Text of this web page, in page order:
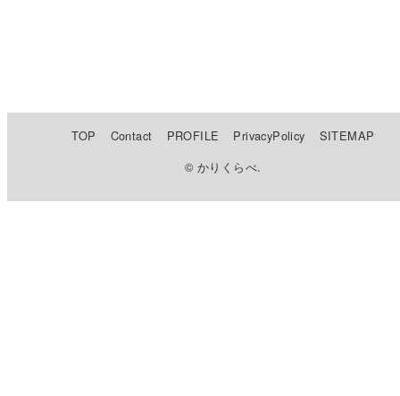
TOP Contact PROFILE PrivacyPolicy
SITEMAP
© かりくらべ.